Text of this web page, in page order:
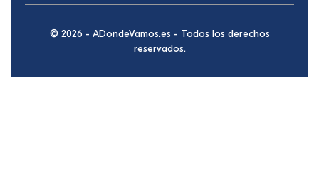
© 2026 - ADondeVamos.es - Todos los derechos
reservados.